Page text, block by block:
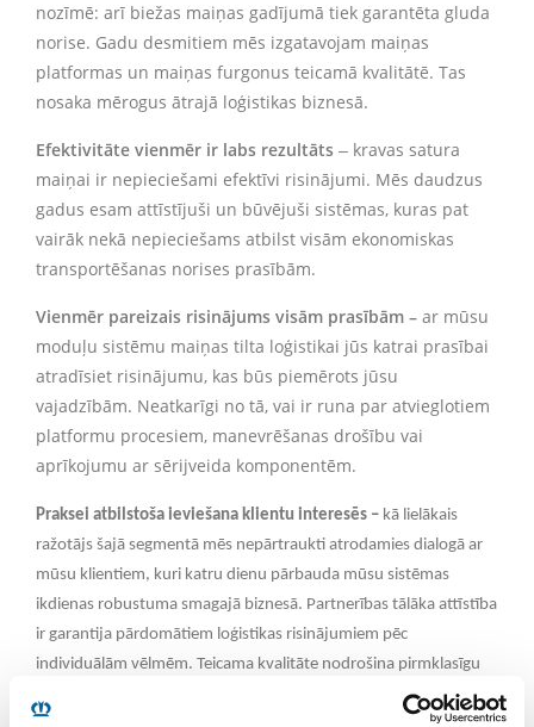
nozīmē: arī biežas maiņas gadījumā tiek garantēta gluda
norise. Gadu desmitiem mēs izgatavojam maiņas
platformas un maiņas furgonus teicamā kvalitātē. Tas
nosaka mērogus ātrajā loģistikas biznesā.
Efektivitāte vienmēr ir labs rezultāts ‒ kravas satura
maiņai ir nepieciešami efektīvi risinājumi. Mēs daudzus
gadus esam attīstījuši un būvējuši sistēmas, kuras pat
vairāk nekā nepieciešams atbilst visām ekonomiskas
transportēšanas norises prasībām.
Vienmēr pareizais risinājums visām prasībām – ar mūsu
moduļu sistēmu maiņas tilta loģistikai jūs katrai prasībai
atradīsiet risinājumu, kas būs piemērots jūsu
vajadzībām. Neatkarīgi no tā, vai ir runa par atvieglotiem
platformu procesiem, manevrēšanas drošību vai
aprīkojumu ar sērijveida komponentēm.
Praksei atbilstoša ieviešana klientu interesēs – kā lielākais
ražotājs šajā segmentā mēs nepārtraukti atrodamies dialogā ar
mūsu klientiem, kuri katru dienu pārbauda mūsu sistēmas
ikdienas robustuma smagajā biznesā. Partnerības tālāka attīstība
ir garantija pārdomātiem loģistikas risinājumiem pēc
individuālām vēlmēm. Teicama kvalitāte nodrošina pirmklasīgu